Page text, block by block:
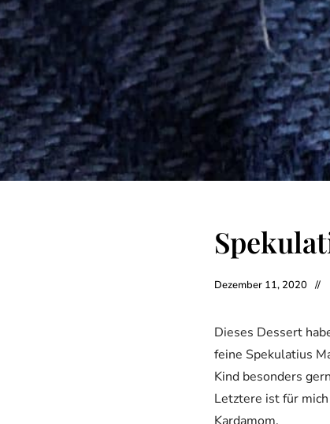
Dezember 11, 2020
Dieses Dessert
feine Spekulatius
Kind besonders
Letztere ist für